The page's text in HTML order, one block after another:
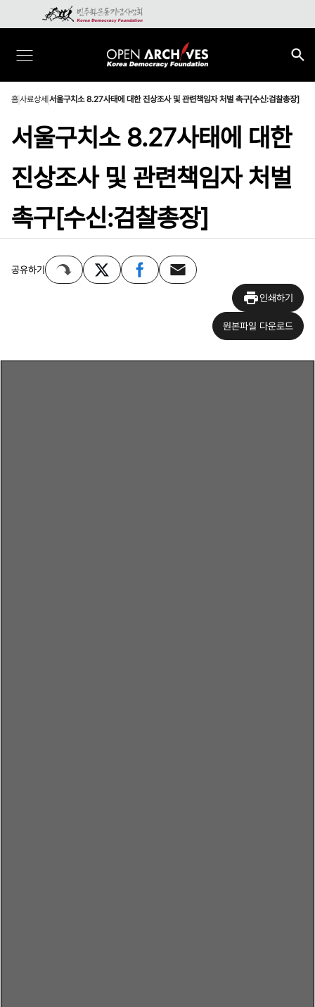
홈사료상세 서울구치소 8.27사태에 대한 진상조사 및 관련책임자 처벌 촉구[수신:검찰총장]
서울구치소 8.27사태에 대한
진상조사 및 관련책임자 처벌
촉구[수신:검찰총장]
공유하기
인쇄하기
원본파일 다운로드